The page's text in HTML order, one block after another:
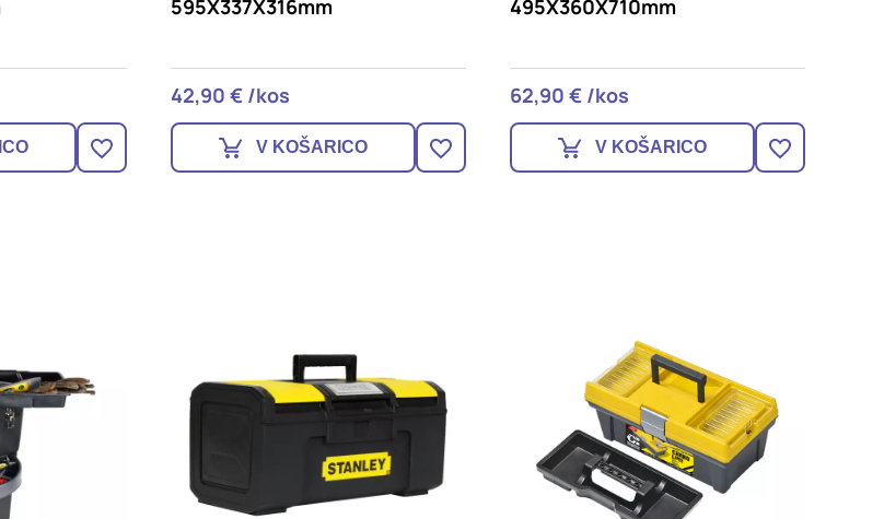
595X337X316mm
42,90 € /kos
V KOŠARICO
495X360X710mm
62,90 € /kos
V KOŠARICO